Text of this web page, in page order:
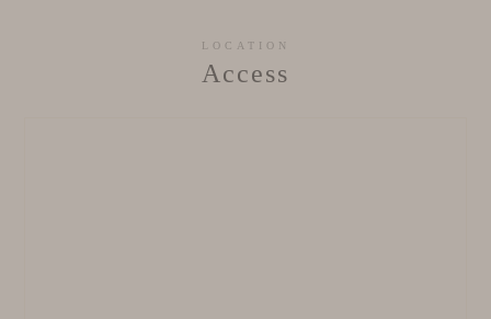
LOCATION
Access